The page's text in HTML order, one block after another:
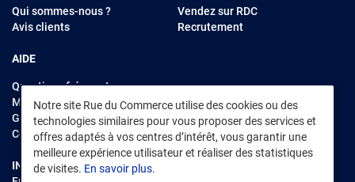
Notre site Rue du Commerce utilise des cookies ou des
technologies similaires pour vous proposer des services et
offres adaptés à vos centres d’intérêt, vous garantir une
meilleure expérience utilisateur et réaliser des statistiques
de visites. En savoir plus.
Qui sommes-nous ?
Avis clients
AIDE
Questions fréquentes
Modes de règlements
Garantie et retours
Contacter Rue du Commerce
Vendez sur RDC
Recrutement
INFORMATIONS LÉGALES